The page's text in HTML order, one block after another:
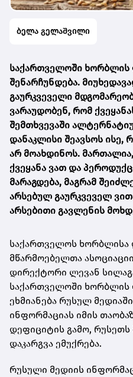
ბელა გელაშვილი
საქართველოში ხორბლის
შენარჩუნდება.
გაურკვეველი
ვარაუდობენ, რომ
შემთხვევაში
დანაკლისი შეავსოს ისე,
არ მოახდინოს.
ქვეყანა ვათ და
მარაგდება, მაგრამ
არსებულ გაურკვეველ
არსებითი გავლენის
საქართველოს ხორბლისა
მწარმოებელთა
დირექტორი ლევან
საქართველოში ხორბლის
ეხმიანება რუსულ
ინფორმაციას იმის
დეფიციტის გამო,
დაკარგვა ემუქრება.
რუსული მედიის